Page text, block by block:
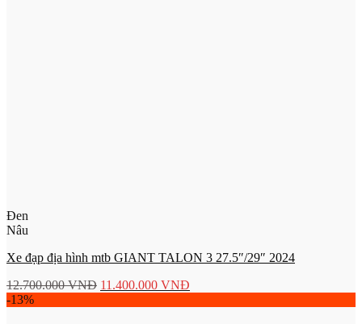
Đen
Nâu
Xe đạp địa hình mtb GIANT TALON 3 27.5″/29″ 2024
12.700.000VNĐ 11.400.000 VNĐ
-13%